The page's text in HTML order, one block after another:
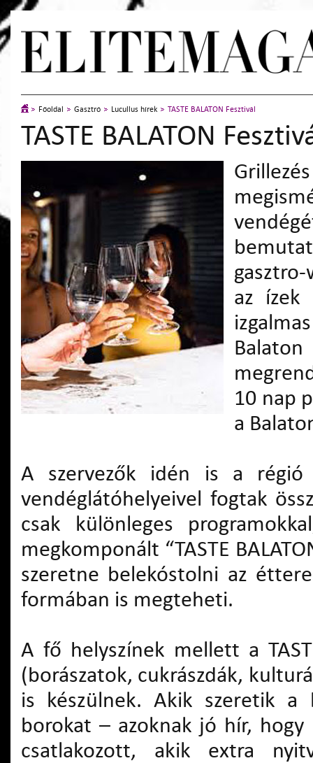
Főoldal Gasztró Lucullus hírek TASTE BALATON Fesztivál
TASTE BALATON
az ízek
10 nap
a
A szervezők idén is a régió
vendéglátóhelyeivel fogtak
csak különleges
megkomponált “TASTE
szeretne belekóstolni az
formában is megteheti.
A fő helyszínek mellett a
(borászatok, cukrászdák,
is készülnek. Akik szeretik
borokat ­­– azoknak jó hír,
csatlakozott, akik extra